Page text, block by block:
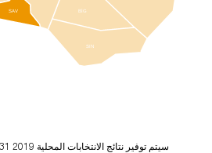
BİG
SAV
SIN
* سيتم توفير نتائج الانتخابات المحلية 2019 31 مارس من قبل وكالة الأناضول